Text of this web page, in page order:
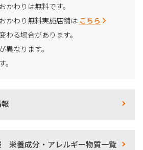
わりは無料です。
かわり無料実施店舗は こちら
る場合があります。
なります。
栄養成分・アレルギー物質一覧